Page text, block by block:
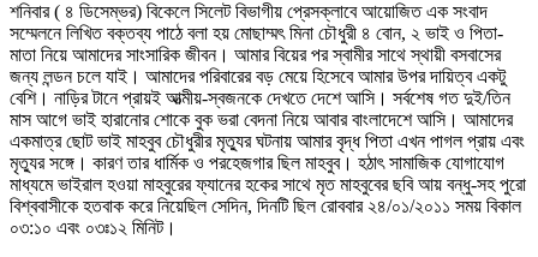
শনিবার ( ৪ ডিসেম্ভর) বিকেলে সিলেট বিভাগীয় প্রেসক্লাবে আয়োজিত এক সংবাদ
সম্মেলনে লিখিত বক্তব্য পাঠে বলা হয় মোছাম্মৎ মিনা চৌধুরী ৪ বোন, ২ ভাই ও পিতা-
মাতা নিয়ে আমাদের সাংসারিক জীবন। আমার বিয়ের পর স্বামীর সাথে স্থায়ী বসবাসের
জন্য লন্ডন চলে যাই। আমাদের পরিবারের বড় মেয়ে হিসেবে আমার উপর দায়িত্ব একটু
বেশি। নাড়ির টানে প্রায়ই আত্মীয়-স্বজনকে দেখতে দেশে আসি। সর্বশেষ গত দুই/তিন
মাস আগে ভাই হারানোর শোকে বুক ভরা বেদনা নিয়ে আবার বাংলাদেশে আসি। আমাদের
একমাত্র ছোট ভাই মাহবুব চৌধুরীর মৃত্যুর ঘটনায় আমার বৃদ্ধ পিতা এখন পাগল প্রায় এবং
মৃত্যুর সঙ্গে। কারণ তার ধার্মিক ও পরহেজগার ছিল মাহবুব। হঠাৎ সামাজিক যোগাযোগ
মাধ্যমে ভাইরাল হওয়া মাহবুরের ফ্যানের হকের সাথে মৃত মাহবুবের ছবি আয় বন্ধু-সহ পুরো
বিশ্ববাসীকে হতবাক করে নিয়েছিল সেদিন, দিনটি ছিল রোববার ২৪/০১/২০১১ সময় বিকাল
০৩:১০ এবং ০৩ঃ১২ মিনিট।